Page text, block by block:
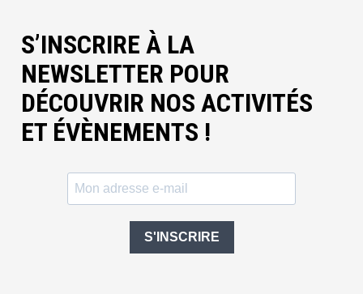
S’INSCRIRE À LA
NEWSLETTER POUR
DÉCOUVRIR NOS ACTIVITÉS
ET ÉVÈNEMENTS !
S'INSCRIRE